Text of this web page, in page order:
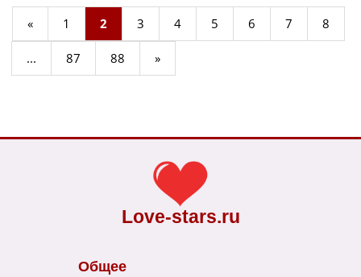
« 1 2 3 4 5 6 7 8
... 87 88 »
Love-stars.ru
Общее